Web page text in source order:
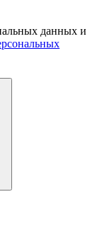
данных и